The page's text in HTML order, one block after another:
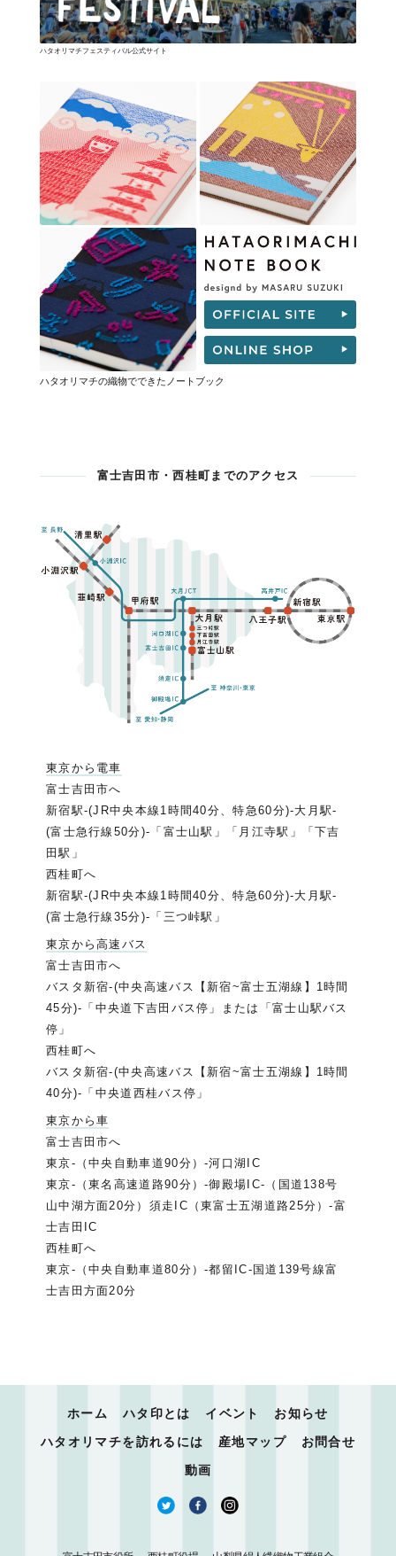
ハタオリマチフェスティバル公式サイト
ハタオリマチの織物でできたノートブック
富士吉田市・西桂町までのアクセス
東京から電車
富士吉田市へ
新宿駅-(JR中央本線1時間40分、特急60分)-大月駅-
(富士急行線50分)-「富士山駅」「月江寺駅」「下吉
田駅」
西桂町へ
新宿駅-(JR中央本線1時間40分、特急60分)-大月駅-
(富士急行線35分)-「三つ峠駅」
東京から高速バス
富士吉田市へ
バスタ新宿-(中央高速バス【新宿~富士五湖線】1時間
45分)-「中央道下吉田バス停」または「富士山駅バス
停」
西桂町へ
バスタ新宿-(中央高速バス【新宿~富士五湖線】1時間
40分)-「中央道西桂バス停」
東京から車
富士吉田市へ
東京-（中央自動車道90分）-河口湖IC
東京-（東名高速道路90分）-御殿場IC-（国道138号
山中湖方面20分）須走IC（東富士五湖道路25分）-富
士吉田IC
西桂町へ
東京-（中央自動車道80分）-都留IC-国道139号線富
士吉田方面20分
ホーム ハタ印とは イベント
お知らせ
ハタオリマチを訪れるには
産地マップ
お問合せ
動画